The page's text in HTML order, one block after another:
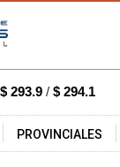
$ 293.9 / $ 294.1
PROVINCIALES